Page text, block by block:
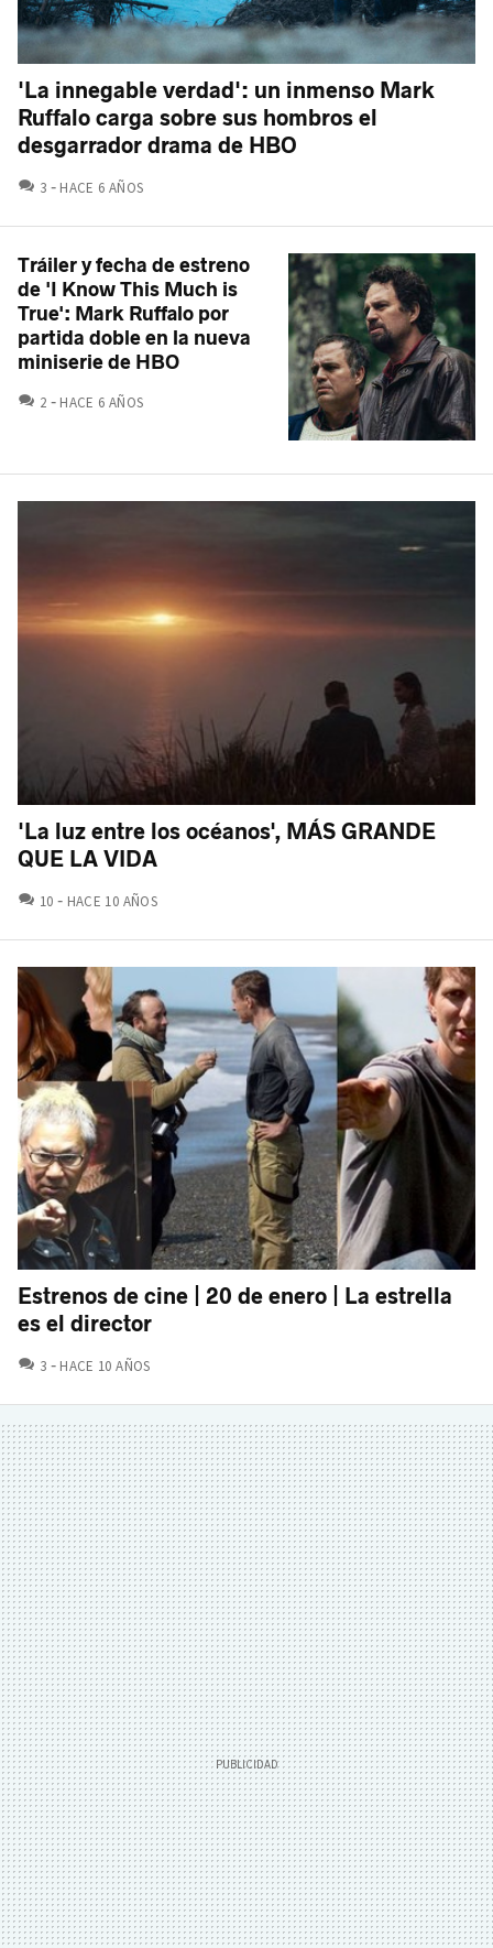
'La innegable verdad': un inmenso Mark
Ruffalo carga sobre sus hombros el
desgarrador drama de HBO
3 COMENTARIOS
HACE 6 AÑOS
Tráiler y fecha de estreno
de 'I Know This Much is
True': Mark Ruffalo por
partida doble en la nueva
miniserie de HBO
2 COMENTARIOS
HACE 6 AÑOS
'La luz entre los océanos', MÁS GRANDE
QUE LA VIDA
10 COMENTARIOS
HACE 10 AÑOS
Estrenos de cine | 20 de enero | La estrella
es el director
3 COMENTARIOS
HACE 10 AÑOS